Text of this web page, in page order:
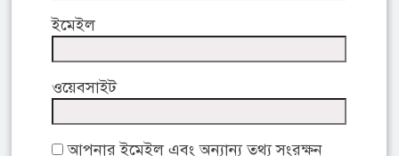
ইমেইল
ওয়েবসাইট
আপনার ইমেইল এবং অন্যান্য তথ্য সংরক্ষন